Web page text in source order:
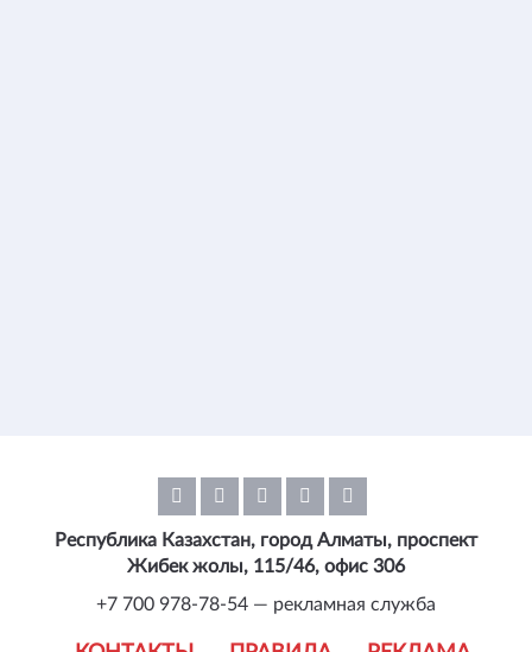
Республика Казахстан, город Алматы, проспект
Жибек жолы, 115/46, офис 306
+7 700 978-78-54 — рекламная служба